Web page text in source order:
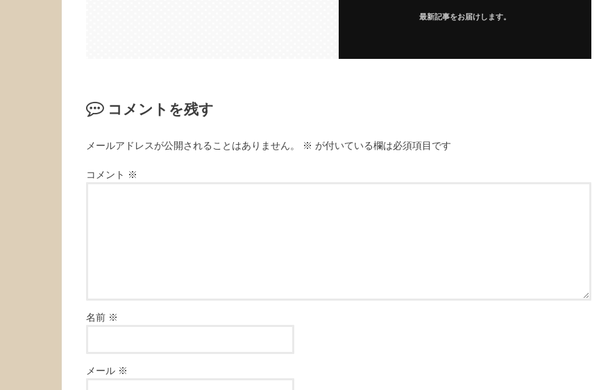
最新記事をお届けします。
コメントを残す
メールアドレスが公開されることはありません。 ※ が付いている欄は必須項目です
コメント ※
名前 ※
メール ※